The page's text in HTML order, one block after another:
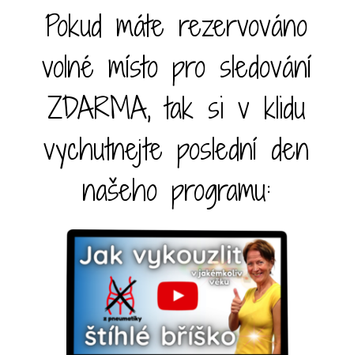
Pokud máte rezervováno
volné místo pro sledování
ZDARMA, tak si v klidu
vychutnejte poslední den
našeho programu: